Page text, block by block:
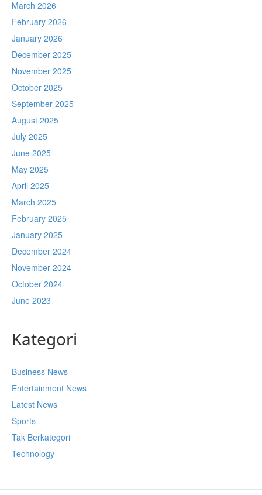
March 2026
February 2026
January 2026
December 2025
November 2025
October 2025
September 2025
August 2025
July 2025
June 2025
May 2025
April 2025
March 2025
February 2025
January 2025
December 2024
November 2024
October 2024
June 2023
Kategori
Business News
Entertainment News
Latest News
Sports
Tak Berkategori
Technology